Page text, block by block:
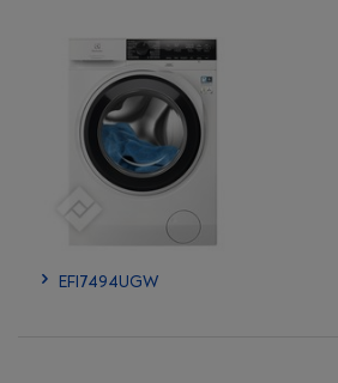
EFI7494UGW